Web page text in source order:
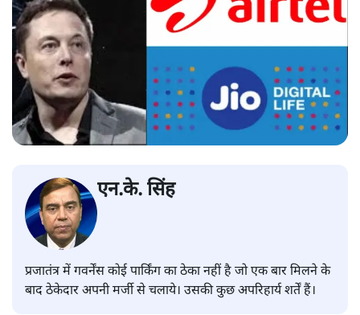
एन.के. सिंह
प्रजातंत्र में गवर्नेंस कोई पार्किंग का ठेका नहीं है जो एक बार मिलने के
बाद ठेकेदार अपनी मर्जी से चलाये। उसकी कुछ अपरिहार्य शर्तें हैं।